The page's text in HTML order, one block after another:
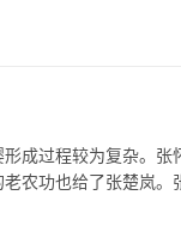
成过程较为复杂。
农功也给了张楚岚。